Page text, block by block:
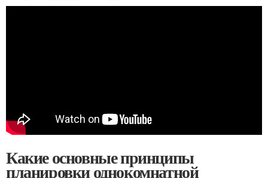
Какие основные принципы
планировки однокомнатной